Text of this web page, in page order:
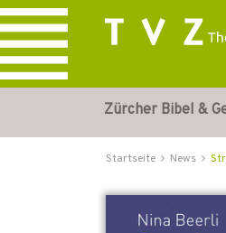
Zürcher Bibel &
Startseite News